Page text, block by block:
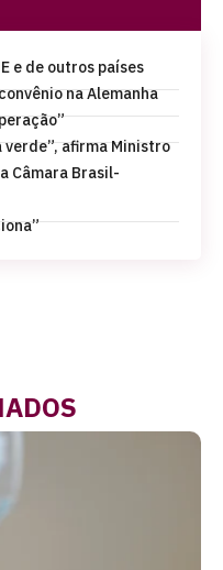
e de outros países
na Alemanha
afirma Ministro
Câmara Brasil-